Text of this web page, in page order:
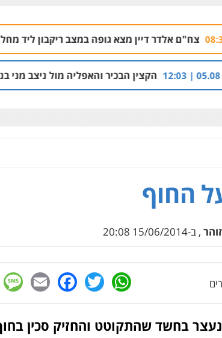
דיין מצא גופה במצב ריקבון ליד מחלף ירקון
הקצין הבכיר והאפליה מול ניצב מני בנימין בתיק
החוף
, ב-15/06/2014 20:08
WhatsApp
Twitter
נעצר בחשד שהתקוטט והחזיק סכין